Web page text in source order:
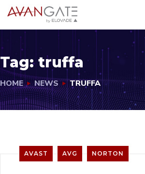
Tag:truffa
HOME NEWS TRUFFA
AVAST AVG NORTON